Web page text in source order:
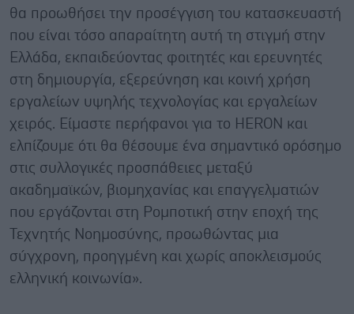
θα προωθήσει την προσέγγιση του κατασκευαστή
που είναι τόσο απαραίτητη αυτή τη στιγμή στην
Ελλάδα, εκπαιδεύοντας φοιτητές και ερευνητές
στη δημιουργία, εξερεύνηση και κοινή χρήση
εργαλείων υψηλής τεχνολογίας και εργαλείων
χειρός. Είμαστε περήφανοι για το HERON και
ελπίζουμε ότι θα θέσουμε ένα σημαντικό ορόσημο
στις συλλογικές προσπάθειες μεταξύ
ακαδημαϊκών, βιομηχανίας και επαγγελματιών
που εργάζονται στη Ρομποτική στην εποχή της
Τεχνητής Νοημοσύνης, προωθώντας μια
σύγχρονη, προηγμένη και χωρίς αποκλεισμούς
ελληνική κοινωνία».